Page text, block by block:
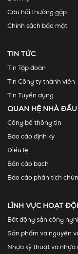
Câu hỏi thường gặp
Chính sách bảo mật
TIN TỨC
Tin Tập đoàn
Tin Công ty thành viên
Tin Tuyển dụng
QUAN HỆ NHÀ ĐẦU
Công bố thông tin
Báo cáo định kỳ
Điều lệ
Bản cáo bạch
Báo cáo phân tích
LĨNH VỰC HOẠT
Bất động sản công
Sản phẩm và nguyên
Nhựa kỹ thuật và nhựa